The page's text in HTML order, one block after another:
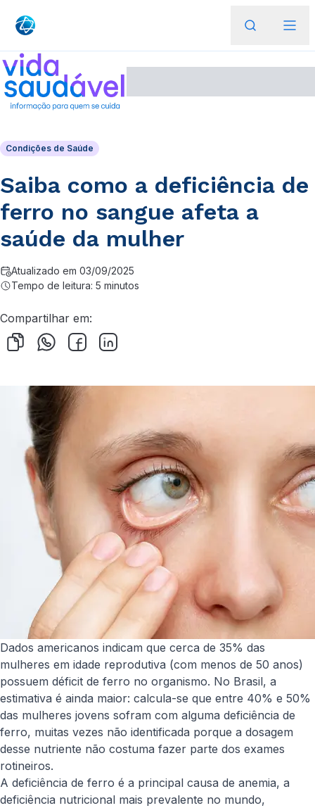
Condições de Saúde
Saiba como a deficiência de
ferro no sangue afeta a
saúde da mulher
Atualizado em 03/09/2025
Tempo de leitura: 5 minutos
Compartilhar em:
Dados americanos indicam que cerca de 35% das
mulheres em idade reprodutiva (com menos de 50 anos)
possuem déficit de ferro no organismo. No Brasil, a
estimativa é ainda maior: calcula-se que entre 40% e 50%
das mulheres jovens sofram com alguma deficiência de
ferro, muitas vezes não identificada porque a dosagem
desse nutriente não costuma fazer parte dos exames
rotineiros.
A deficiência de ferro é a principal causa de anemia, a
deficiência nutricional mais prevalente no mundo,